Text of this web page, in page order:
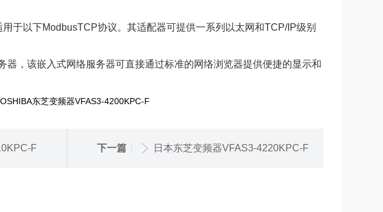
于以下ModbusTCP协议。其适配器可提供一系列以太网和TCP/IP级别
器，该嵌入式网络服务器可直接通过标准的网络浏览器提供便捷的显示和
F 下一篇 日本东芝变频器VFAS3-4220KPC-F